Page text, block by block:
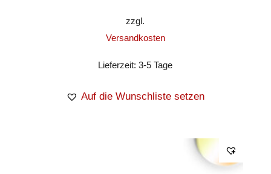
zzgl.
Versandkosten
Lieferzeit:3-5 Tage
Auf die Wunschliste setzen